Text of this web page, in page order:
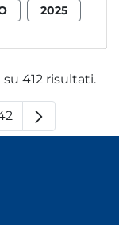
2025
su 412 risultati.
intermedie
Pagina